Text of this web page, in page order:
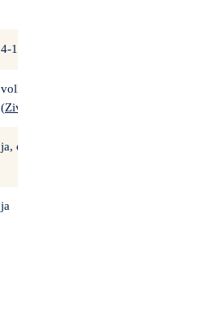
4-16 Wochen
vollständig
(ZivMediatG
ja, oft sogar gestärkt
ja